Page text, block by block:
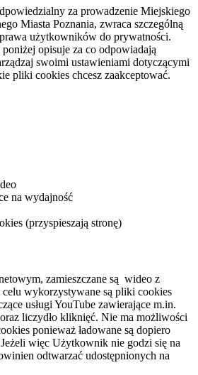
za prowadzenie Miejskiego
Miasta Poznania, zwraca szczególną
użytkowników do prywatności.
opisuje za co odpowiadają
swoimi ustawieniami dotyczącymi
pliki cookies chcesz zaakceptować.
na wydajność
(przyspieszają stronę)
zamieszczane są wideo z
wykorzystywane są pliki cookies
usługi YouTube zawierające m.in.
liczydło kliknięć. Nie ma możliwości
ponieważ ładowane są dopiero
więc Użytkownik nie godzi się na
odtwarzać udostępnionych na